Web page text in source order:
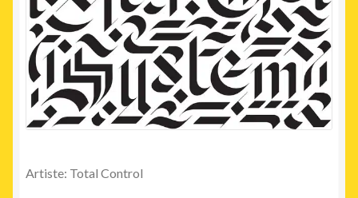
Artiste: Total Control